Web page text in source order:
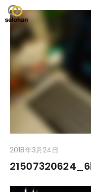
2018年3月24日